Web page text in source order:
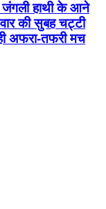
जंगली हाथी के आने
की सुबह चट्टी
अफरा-तफरी मच